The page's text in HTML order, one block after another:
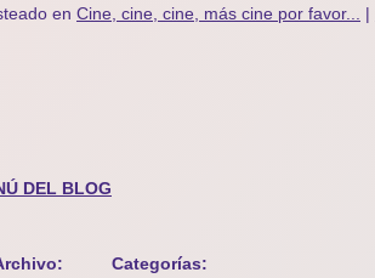
en Cine, cine, cine, más cine por favor... |
DEL BLOG
Categorías: